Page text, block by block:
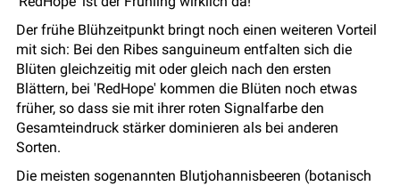
Der frühe Blühzeitpunkt bringt noch einen weiteren Vorteil
mit sich: Bei den Ribes sanguineum entfalten sich die
Blüten gleichzeitig mit oder gleich nach den ersten
Blättern, bei 'RedHope' kommen die Blüten noch etwas
früher, so dass sie mit ihrer roten Signalfarbe den
Gesamteindruck stärker dominieren als bei anderen
Sorten.
Die meisten sogenannten Blutjohannisbeeren (botanisch